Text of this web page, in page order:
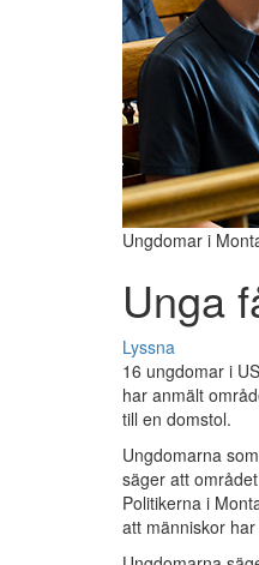
Ungdomar i
Unga
Lyssna
16 ungdomar i
har anmält
till en domstol.
Ungdomarna
säger att
Politikerna i
att människor